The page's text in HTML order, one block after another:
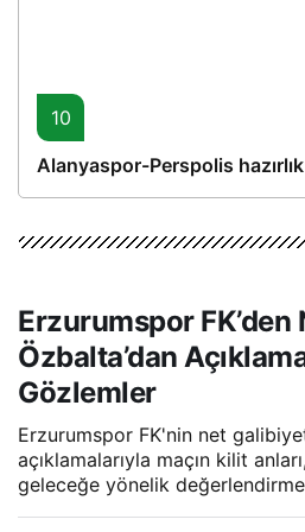
10
Alanyaspor-Perspolis
Erzurumspor
Özbalta’dan
Gözlemler
Erzurumspor FK'nin net
açıklamalarıyla maçın kilit
geleceğe yönelik